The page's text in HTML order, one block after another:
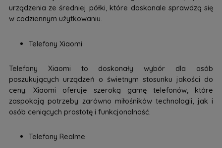
urządzenia ze średniej półki, które doskonale sprawdzą się
w codziennym użytkowaniu.
Telefony Xiaomi
Telefony Xiaomi to doskonały wybór dla osób
poszukujących urządzeń o świetnym stosunku jakości do
ceny. Xiaomi oferuje szeroką gamę telefonów, które
zaspokoją potrzeby zarówno miłośników technologii, jak i
osób ceniących prostotę i funkcjonalność.
Telefony Realme